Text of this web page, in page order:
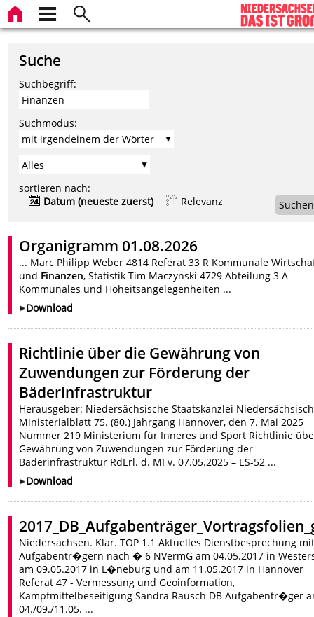
Suche
Suchbegriff:
Suchmodus:
sortieren nach:
Datum (neueste zuerst)
Relevanz Suchen
Organigramm 01.08.2026
... Marc Philipp Weber 4814 Referat 33 R Kommunale
und Finanzen, Statistik Tim Maczynski 4729 Abteilung 3 A
Kommunales und Hoheitsangelegenheiten ...
Download
Richtlinie über die Gewährung von
Zuwendungen zur Förderung der
Bäderinfrastruktur
Herausgeber: Niedersächsische Staatskanzlei
Ministerialblatt 75. (80.) Jahrgang Hannover, den 7. Mai 2025
Nummer 219 Ministerium für Inneres und Sport Richtlinie
Gewährung von Zuwendungen zur Förderung der
Bäderinfrastruktur RdErl. d. MI v. 07.05.2025 – ES-52 ...
Download
Niedersachsen. Klar. TOP 1.1 Aktuelles Dienstbesprechung
Aufgabentr�gern nach � 6 NVermG am 04.05.2017 in
am 09.05.2017 in L�neburg und am 11.05.2017 in Hannover
Referat 47 - Vermessung und Geoinformation,
Kampfmittelbeseitigung Sandra Rausch DB Aufgabentr�ger
04./09./11.05. ...